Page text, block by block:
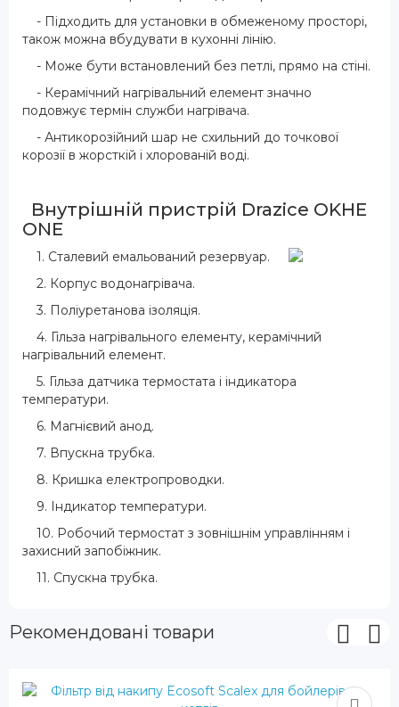
- Підходить для установки в обмеженому просторі,
також можна вбудувати в кухонні лінію.
- Може бути встановлений без петлі, прямо на стіні.
- Керамічний нагрівальний елемент значно
подовжує термін служби нагрівача.
- Антикорозійний шар не схильний до точкової
корозії в жорсткій і хлорованій воді.
Внутрішній пристрій Drazice OKHE
ONE
1. Сталевий емальований резервуар.
2. Корпус водонагрівача.
3. Поліуретанова ізоляція.
4. Гільза нагрівального елементу, керамічний
нагрівальний елемент.
5. Гільза датчика термостата і індикатора
температури.
6. Магнієвий анод.
7. Впускна трубка.
8. Кришка електропроводки.
9. Індикатор температури.
10. Робочий термостат з зовнішнім управлінням і
захисний запобіжник.
11. Спускна трубка.
Рекомендовані товари